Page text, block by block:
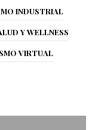
INDUSTRIAL
Y WELLNESS
VIRTUAL